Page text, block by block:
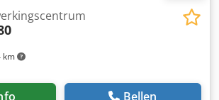
km
Bellen